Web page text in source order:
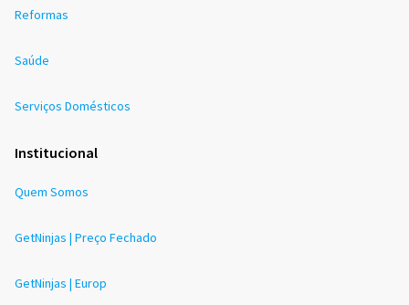
Reformas
Saúde
Serviços Domésticos
Institucional
Quem Somos
GetNinjas | Preço Fechado
GetNinjas | Europ